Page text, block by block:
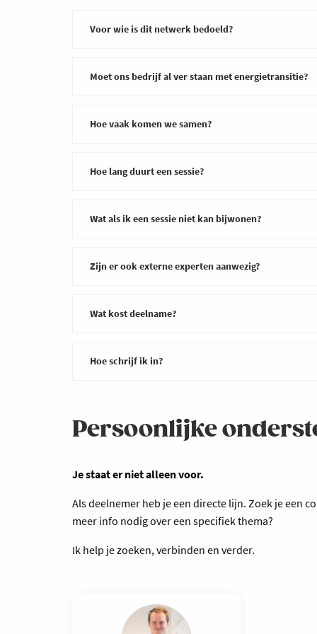
Voor wie is dit netwerk bedoeld?
Ben je bezig met energie, utilities of facilitair
Moet ons bedrijf al ver staan met energietransitie?
Nee. Sommige deelnemers zijn net gestart,
Hoe vaak komen we samen?
6 keer per jaar, telkens op een
Hoe lang duurt een sessie?
Elke sessie duurt 4 uur, inclusief lunch,
Wat als ik een sessie niet kan bijwonen?
Geen probleem, laat het even weten. Je mag
Zijn er ook externe experten aanwezig?
thema. Zo combineer je de praktijkervaring van
Wat kost deelname?
Deelname aan de 6 sessies kost € 1.200 voor
Hoe schrijf ik in?
Persoonlijke
Je staat er niet alleen voor.
Als deelnemer heb je een directe lijn. Zoek je een
meer info nodig over een specifiek thema?
Ik help je zoeken, verbinden en verder.